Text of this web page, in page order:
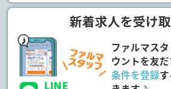
新着求人を受け
ファルマス
ウントを友
条件を登録